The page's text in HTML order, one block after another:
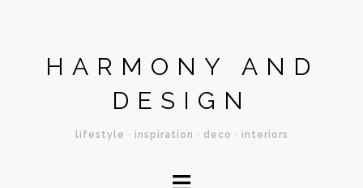
HARMONY AND
DESIGN
lifestyle · inspiration · deco · interiors